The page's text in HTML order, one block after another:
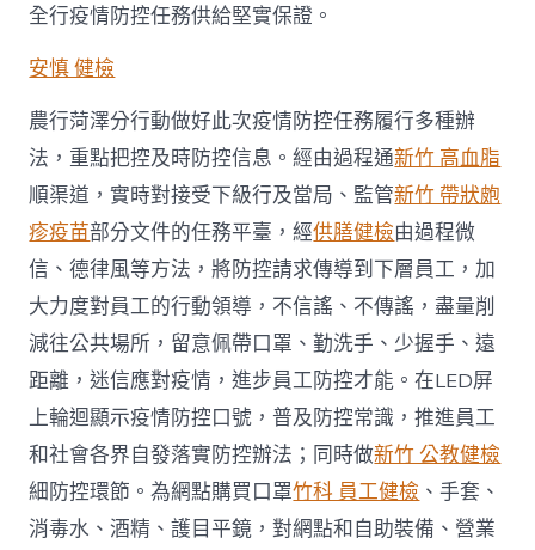
全行疫情防控任務供給堅實保證。
安慎 健檢
農行菏澤分行動做好此次疫情防控任務履行多種辦
法，重點把控及時防控信息。經由過程通新竹 高血脂
順渠道，實時對接受下級行及當局、監管新竹 帶狀皰
疹疫苗部分文件的任務平臺，經供膳健檢由過程微
信、德律風等方法，將防控請求傳導到下層員工，加
大力度對員工的行動領導，不信謠、不傳謠，盡量削
減往公共場所，留意佩帶口罩、勤洗手、少握手、遠
距離，迷信應對疫情，進步員工防控才能。在LED屏
上輪迴顯示疫情防控口號，普及防控常識，推進員工
和社會各界自發落實防控辦法；同時做新竹 公教健檢
細防控環節。為網點購買口罩竹科 員工健檢 、手套、
消毒水、酒精、護目平鏡，對網點和自助裝備、營業